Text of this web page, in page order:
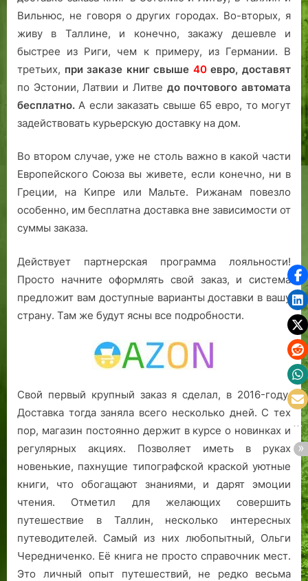
Вильнюс, не говоря о других городах. Во-вторых, я
живу в Таллине, и конечно, закажу дешевле и
быстрее из Риги, чем к примеру, из Германии. В
третьих, при заказе книг свыше 40евро, доставят
по Эстонии, Латвии и Литве до почтового автомата
бесплатно. А если заказать свыше 65 евро, то могут
задействовать курьерскую доставку на дом.
Во втором случае, уже не столь важно в какой части
Европейского Союза вы живете, если конечно, ни в
Греции, на Кипре или Мальте. Рижанам повезло
особенно, им бесплатна доставка вне зависимости от
суммы заказа.
Действует партнерская программа лояльности!
Просто начните оформлять свой заказ, и система
предложит вам доступные варианты доставки в вашу
страну. Там же будут ясны все подробности.
Свой первый крупный заказ я сделал, в 2016-году.
Доставка тогда заняла всего несколько дней. С тех
пор, магазин постоянно держит в курсе о новинках и
регулярных акциях. Позволяет иметь в руках
новенькие, пахнущие типографской краской уютные
книги, что обогащают знаниями, и дарят эмоции
чтения. Отметил для желающих совершить
путешествие в Таллин, несколько интересных
путеводителей. Самый из них любопытный, Ольги
Чередниченко. Её книга не просто справочник мест.
Это личный опыт путешествий, не редко весьма